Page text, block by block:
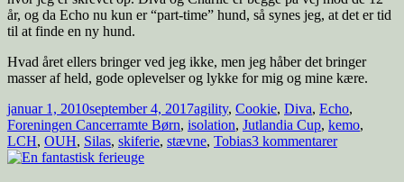
år, og da Echo nu kun er “part-time” hund, så synes jeg, at det er tid
til at finde en ny hund.
Hvad året ellers bringer ved jeg ikke, men jeg håber det bringer
masser af held, gode oplevelser og lykke for mig og mine kære.
Udgivet
i
januar 1, 2010september 4, 2017Tags
agility, Cookie, Diva, Echo,
Foreningen Cancerramte Børn, isolation, Jutlandia Cup, kemo,
LCH, OUH, Silas, skiferie, stævne, Tobias3 kommentarertil